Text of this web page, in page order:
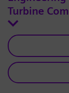
Turbine